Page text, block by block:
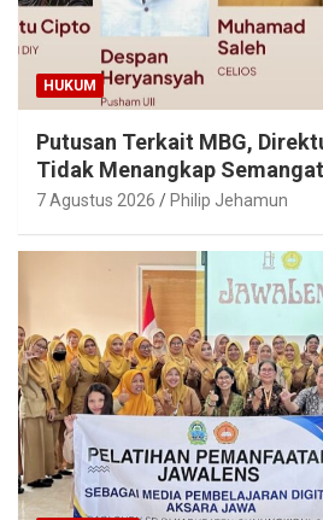
HUKUM
Putusan Terkait MBG,
Tidak Menangkap
7 Agustus 2026 Philip Jehamun